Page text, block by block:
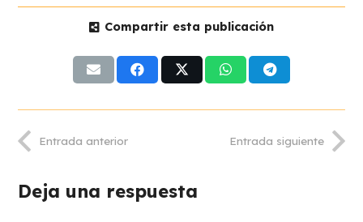
Compartir esta publicación
Entrada anterior Entrada siguiente
Deja una respuesta